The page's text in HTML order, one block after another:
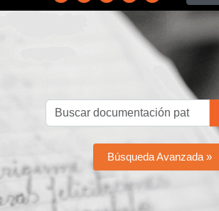
Búsqueda Avanzada »